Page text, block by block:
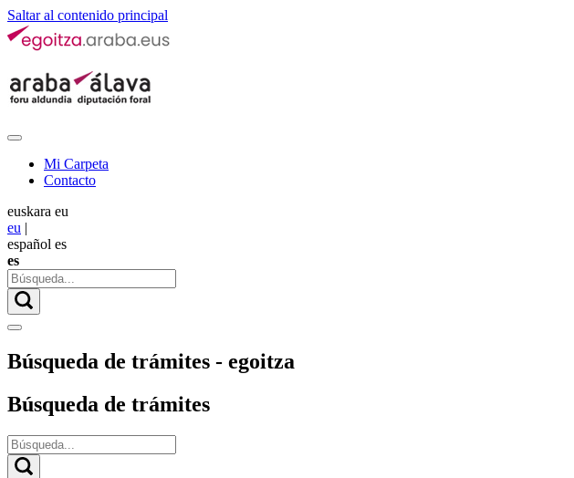
Saltar al contenido principal
Mi Carpeta
Contacto
euskara eu
eu |
español es
es
Búsqueda de trámites - egoitza
Búsqueda de trámites